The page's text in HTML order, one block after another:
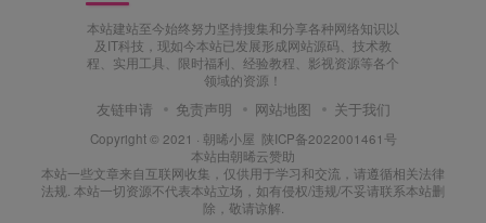
本站建站至今始终努力坚持搜集和分享各种网络知识以
及IT科技，现如今本站已发展形成网站源码、技术教
程、实用工具、限时福利、经验教程、影视资源等各个
领域的资源！
友链申请 免责声明 网站地图 关于我们
Copyright © 2021 · 朝晞小屋 陕ICP备2022001461号
本站由朝晞云赞助
本站一些文章来自互联网收集，仅供用于学习和交流，请遵循相关法律
法规. 本站一切资源不代表本站立场，如有侵权/违规/不妥请联系本站删
除，敬请谅解.